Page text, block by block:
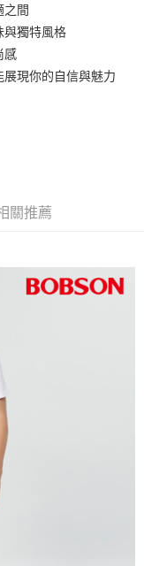
之間
與獨特風格
感
現你的自信與魅力
關推薦